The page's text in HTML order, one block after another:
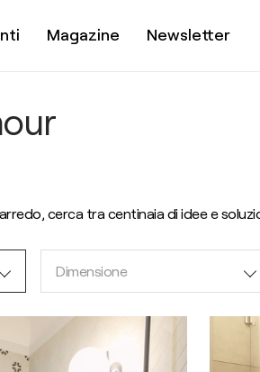
Magazine Newsletter
cerca tra centinaia di idee e
Dimensione